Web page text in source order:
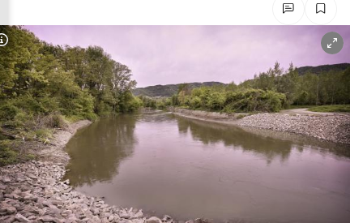
Untermenü
Untermenü
Untermenü
Untermenü
Untermenü
Copyright-Hinweis öffnen/schließen